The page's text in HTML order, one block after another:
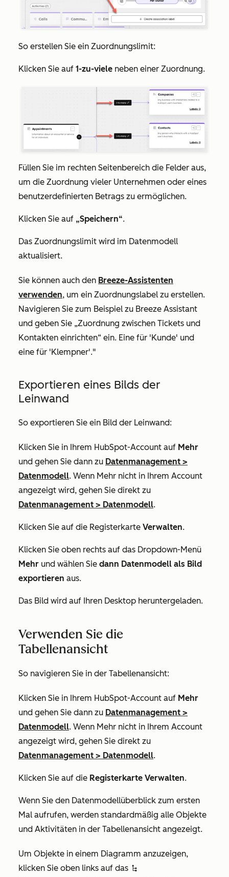
So erstellen Sie ein Zuordnungslimit:
Klicken Sie auf 1-zu-viele neben einer Zuordnung.
Füllen Sie im rechten Seitenbereich die Felder aus,
um die Zuordnung vieler Unternehmen oder eines
benutzerdefinierten Betrags zu ermöglichen.
Klicken Sie auf „Speichern“.
Das Zuordnungslimit wird im Datenmodell
aktualisiert.
Sie können auch den Breeze-Assistenten
verwenden, um ein Zuordnungslabel zu erstellen.
Navigieren Sie zum Beispiel zu Breeze Assistant
und geben Sie „Zuordnung zwischen Tickets und
Kontakten einrichten“ ein. Eine für 'Kunde' und
eine für 'Klempner'."
Exportieren eines Bilds der
Leinwand
So exportieren Sie ein Bild der Leinwand:
Klicken Sie in Ihrem HubSpot-Account auf Mehr
und gehen Sie dann zu Datenmanagement >
Datenmodell. Wenn Mehr nicht in Ihrem Account
angezeigt wird, gehen Sie direkt zu
Datenmanagement > Datenmodell.
Klicken Sie auf die Registerkarte Verwalten.
Klicken Sie oben rechts auf das Dropdown-Menü
Mehr und wählen Sie dann Datenmodell als Bild
exportieren aus.
Das Bild wird auf Ihren Desktop heruntergeladen.
Verwenden Sie die
Tabellenansicht
So navigieren Sie in der Tabellenansicht:
Klicken Sie in Ihrem HubSpot-Account auf Mehr
und gehen Sie dann zu Datenmanagement >
Datenmodell. Wenn Mehr nicht in Ihrem Account
angezeigt wird, gehen Sie direkt zu
Datenmanagement > Datenmodell.
Klicken Sie auf die Registerkarte Verwalten.
Wenn Sie den Datenmodellüberblick zum ersten
Mal aufrufen, werden standardmäßig alle Objekte
und Aktivitäten in der Tabellenansicht angezeigt.
Um Objekte in einem Diagramm anzuzeigen,
klicken Sie oben links auf das siteTree